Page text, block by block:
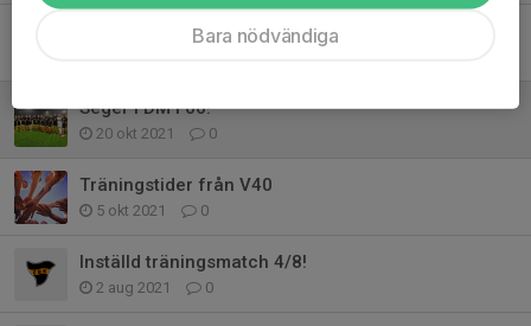
Futsalträningar!
Seger i DM F06!
20 okt 2021 0
Träningstider från V40
5 okt 2021 0
Inställd träningsmatch 4/8!
2 aug 2021 0
Bara nödvändiga